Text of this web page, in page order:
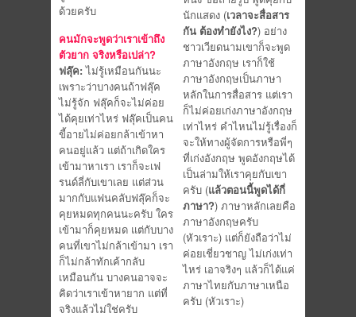
ด้วยครับ
คนมักจะพูดว่าเราเข้าถึง
ตัวยาก จริงหรือเปล่า?
ฟลุ๊ค:ไม่รู้เหมือนกันนะ
เพราะว่าบางคนถ้าฟลุ๊ค
ไม่รู้จัก ฟลุ๊คก็จะไม่ค่อย
ได้คุยเท่าไหร่ ฟลุ๊คเป็นคน
ขี้อายไม่ค่อยกล้าเข้าหา
คนอยู่แล้ว แต่ถ้าเกิดใคร
เข้ามาหาเรา เราก็จะเฟ
รนด์ลี่กับเขาเลย แต่ส่วน
มากกับแฟนคลับฟลุ๊คก็จะ
คุยหมดทุกคนนะครับ ใคร
เข้ามาก็คุยหมด แต่กับบาง
คนที่เขาไม่กล้าเข้ามา เรา
ก็ไม่กล้าทักเค้ากลับ
เหมือนกัน บางคนอาจจะ
คิดว่าเราเข้าหายาก แต่ที่
จริงแล้วไม่ใช่ครับ
นักแสดง (เวลาจะสื่อสาร
กัน ต้องทำยังไง?) อย่าง
ชาวเวียดนามเขาก็จะพูด
ภาษาอังกฤษ เราก็ใช้
ภาษาอังกฤษเป็นภาษา
หลักในการสื่อสาร แต่เรา
ก็ไม่ค่อยเก่งภาษาอังกฤษ
เท่าไหร่ คำไหนไม่รู้เรื่องก็
จะให้ทางผู้จัดการหรือพี่ๆ
ที่เก่งอังกฤษ พูดอังกฤษได้
เป็นล่ามให้เราคุยกับเขา
ครับ (แล้วตอนนี้พูดได้กี่
ภาษา?) ภาษาหลักเลยคือ
ภาษาอังกฤษครับ
(หัวเราะ) แต่ก็ยังถือว่าไม่
ค่อยเชี่ยวชาญ ไม่เก่งเท่า
ไหร่ เอาจริงๆ แล้วก็ได้แค่
ภาษาไทยกับภาษาเหนือ
ครับ (หัวเราะ)